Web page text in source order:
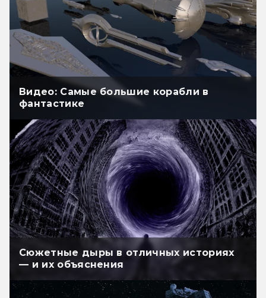
Видео: Самые большие корабли в
фантастике
Сюжетные дыры в отличных историях
— и их объяснения